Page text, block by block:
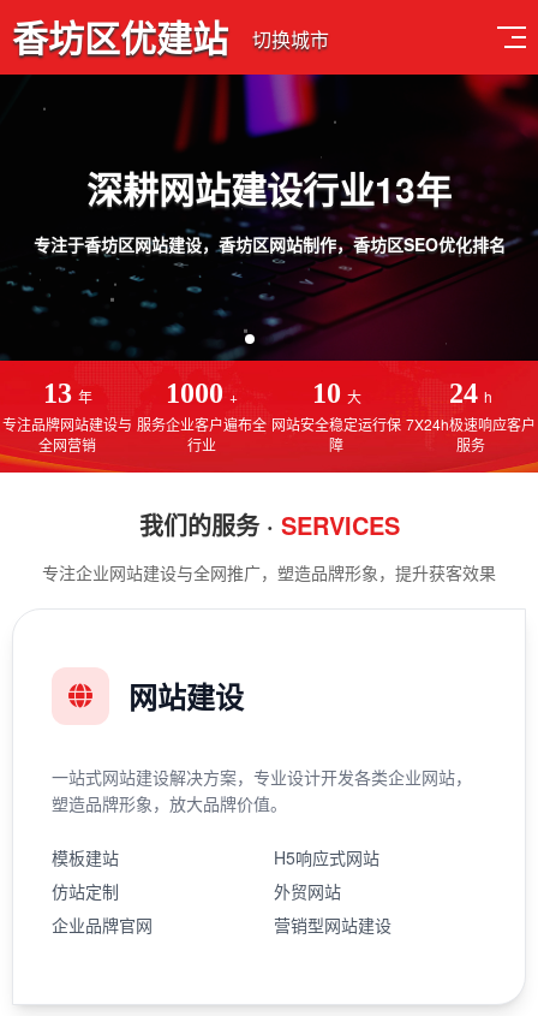
香坊区优建站 切换城市
深耕网站建设行业13年
专注于香坊区网站建设，香坊区网站制作，香坊区SEO优化排名
13 年
专注品牌网站建设与
全网营销
1000 +
服务企业客户遍布全
行业
10 大
网站安全稳定运行保
障
24 h
7X24h极速响应客户
服务
我们的服务 · SERVICES
专注企业网站建设与全网推广，塑造品牌形象，提升获客效果
网站建设
一站式网站建设解决方案，专业设计开发各类企业网站，
塑造品牌形象，放大品牌价值。
模板建站
H5响应式网站
仿站定制
外贸网站
企业品牌官网
营销型网站建设